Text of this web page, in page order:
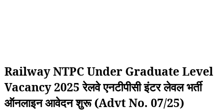
Railway NTPC Under Graduate Level
Vacancy 2025 रेलवे एनटीपीसी इंटर लेवल भर्ती
ऑनलाइन आवेदन शुरू (Advt No. 07/25)